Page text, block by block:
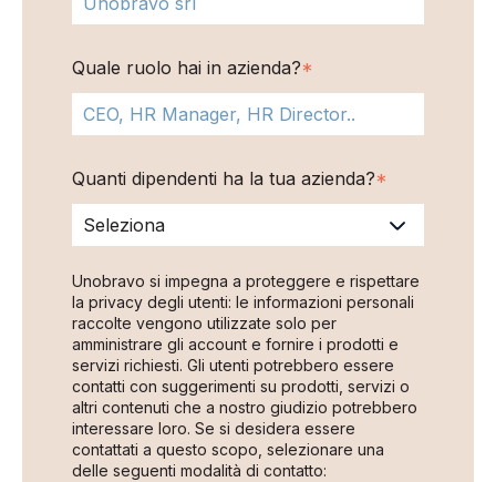
Quale ruolo hai in azienda?*
Quanti dipendenti ha la tua azienda?*
Unobravo si impegna a proteggere e rispettare
la privacy degli utenti: le informazioni personali
raccolte vengono utilizzate solo per
amministrare gli account e fornire i prodotti e
servizi richiesti. Gli utenti potrebbero essere
contatti con suggerimenti su prodotti, servizi o
altri contenuti che a nostro giudizio potrebbero
interessare loro. Se si desidera essere
contattati a questo scopo, selezionare una
delle seguenti modalità di contatto: